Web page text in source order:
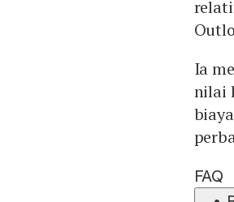
Ia
nilai
FAQ